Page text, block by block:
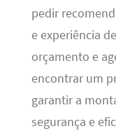
pedir
e experiência
orçamento e
encontrar um
garantir a
segurança e